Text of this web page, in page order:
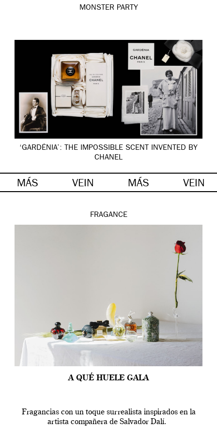
MONSTER PARTY
‘GARDÉNIA’: THE IMPOSSIBLE SCENT INVENTED BY
CHANEL
MÁS VEIN MÁS VEIN
FRAGANCE
A QUÉ HUELE GALA
Fragancias con un toque surrealista inspirados en la
artista compañera de Salvador Dalí.